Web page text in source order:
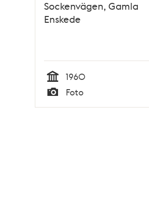
Sockenvägen, Gamla
Enskede
Tid
1960
Typ
Foto